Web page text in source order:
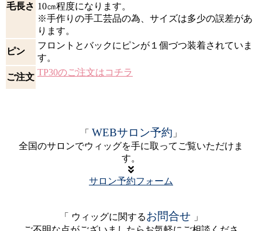
毛長さ 10㎝程度になります。
※手作りの手工芸品の為、サイズは多少の誤差があ
ります。
ピン
フロントとバックにピンが１個づつ装着されていま
す。
ご注文 TP30のご注文はコチラ
「 WEBサロン予約 」
全国のサロンでウィッグを手に取ってご覧いただけま
す。
サロン予約フォーム
「 ウィッグに関するお問合せ
」